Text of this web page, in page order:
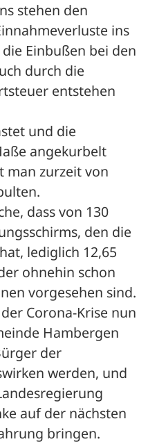
stehen den
ins
Einbußen bei den
durch die
entstehen
und die
angekurbelt
man zurzeit von
dass von 130
den die
lediglich 12,65
ohnehin schon
vorgesehen sind.
Corona-Krise nun
Hambergen
der
werden, und
auf der nächsten
bringen.